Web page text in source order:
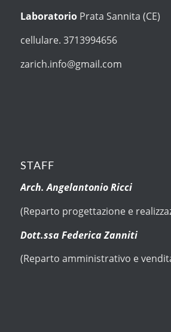
Laboratorio Prata Sannita (CE)
cellulare. 3713994656
zarich.info@gmail.com
STAFF
Arch. Angelantonio Ricci
(Reparto progettazione e
Dott.ssa Federica Zanniti
(Reparto amministrativo e